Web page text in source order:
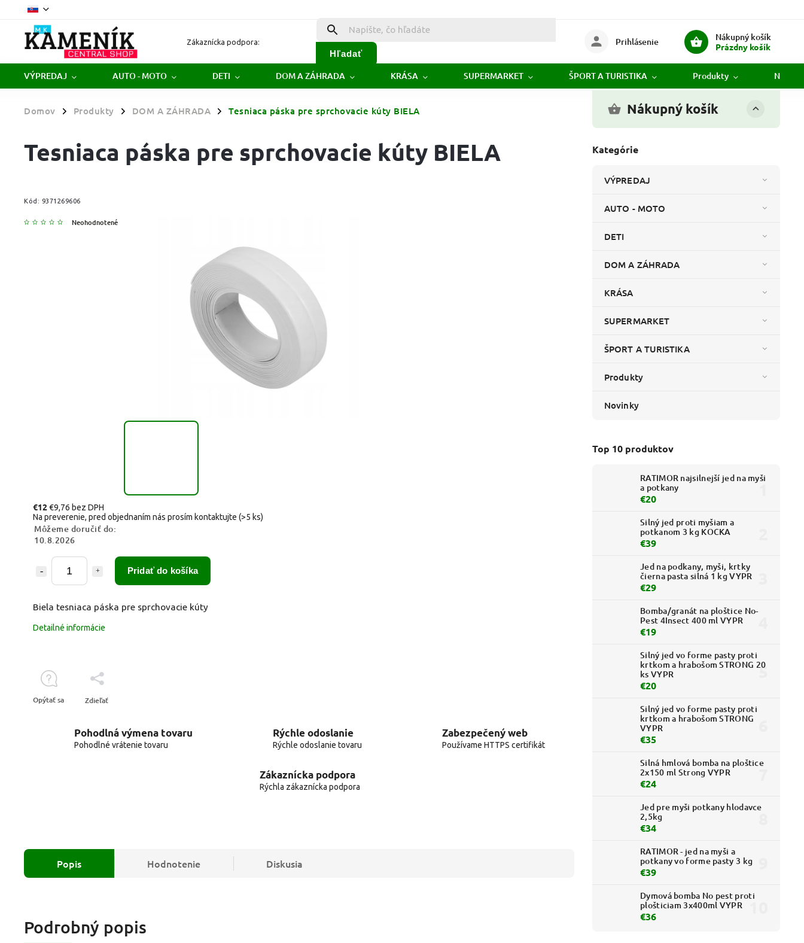
Zákaznícka podpora:
Hľadať
Nákupný košík
Prázdny košík
Prihlásenie
VÝPREDAJ AUTO - MOTO DETI DOM A ZÁHRADA KRÁSA SUPERMARKET ŠPORT A TURISTIKA Produkty
Domov / Produkty / DOM A ZÁHRADA / Tesniaca páska pre sprchovacie kúty BIELA Nákupný košík
Kategórie
VÝPREDAJ
AUTO - MOTO
DETI
DOM A ZÁHRADA
KRÁSA
SUPERMARKET
ŠPORT A TURISTIKA
Produkty
Novinky
Top 10 produktov
RATIMOR najsilnejší jed na myši
a potkany
€20
Silný jed proti myšiam a
potkanom 3 kg KOCKA
€39
Jed na podkany, myši, krtky
čierna pasta silná 1 kg VYPR
€29
Bomba/granát na ploštice No-
Pest 4Insect 400 ml VYPR
€19
Silný jed vo forme pasty proti
krtkom a hrabošom STRONG 20
ks VYPR
€20
Silný jed vo forme pasty proti
krtkom a hrabošom STRONG
VYPR
€35
Silná hmlová bomba na ploštice
2x150 ml Strong VYPR
€24
Jed pre myši potkany hlodavce
2,5kg
€34
RATIMOR - jed na myši a
potkany vo forme pasty 3 kg
€39
Dymová bomba No pest proti
plošticiam 3x400ml VYPR
€36
Tesniaca páska pre sprchovacie kúty BIELA
Kód: 9371269606
Neohodnotené
€12 €9,76 bez DPH
Na preverenie, pred objednaním nás prosím kontaktujte (>5 ks)
Môžeme doručiť do:
10.8.2026
Pridať do košíka
Biela tesniaca páska pre sprchovacie kúty
Detailné informácie
Opýtať sa Zdieľať
Pohodlná výmena tovaru
Pohodlné vrátenie tovaru
Rýchle odoslanie
Rýchle odoslanie tovaru
Zabezpečený web
Používame HTTPS certifikát
Zákaznícka podpora
Rýchla zákaznícka podpora
Popis Hodnotenie Diskusia
Podrobný popis